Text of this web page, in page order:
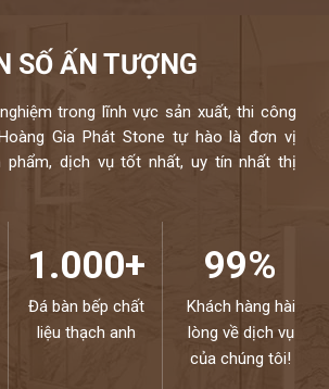
SỐ ẤN TƯỢNG
trong lĩnh vực sản xuất, thi công
Gia Phát Stone tự hào là đơn vị
phẩm, dịch vụ tốt nhất, uy tín nhất thị
1.000+
Đá bàn bếp chất
liệu thạch anh
99%
Khách hàng hài
lòng về dịch vụ
của chúng tôi!